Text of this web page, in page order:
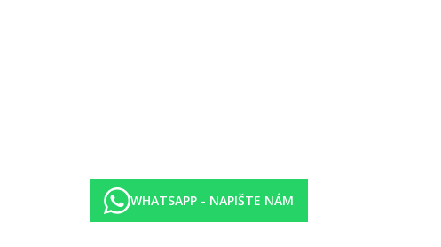
WHATSAPP - NAPIŠTE NÁM